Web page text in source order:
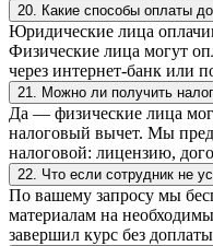
20. Какие способы оплаты
Юридические лица
Физические лица могут
через интернет-банк или
21. Можно ли получить
Да — физические лица
налоговый вычет. Мы
налоговой: лицензию,
22. Что если сотрудник не
По вашему запросу мы
материалам на
завершил курс без